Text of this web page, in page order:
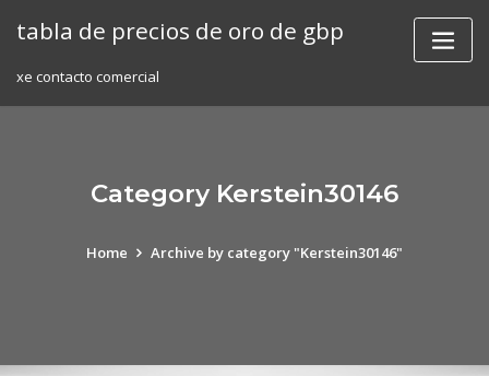
tabla de precios de oro de gbp
xe contacto comercial
Category Kerstein30146
Home Archive by category "Kerstein30146"